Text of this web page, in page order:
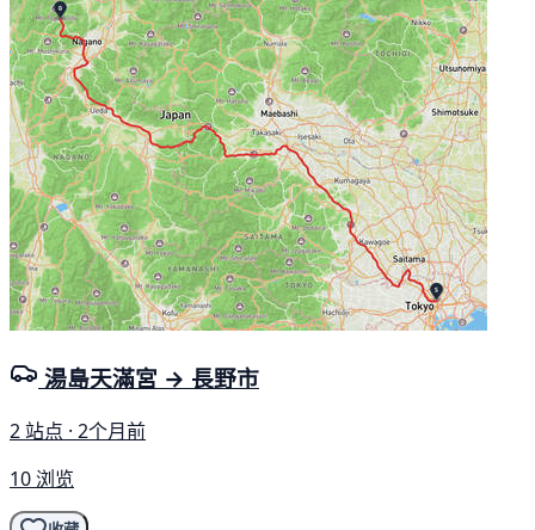
湯島天滿宮 → 長野市
2 站点 · 2个月前
10 浏览